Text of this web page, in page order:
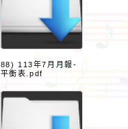
88) 113年7月月報-
平衡表.pdf